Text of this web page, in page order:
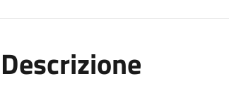
Descrizione